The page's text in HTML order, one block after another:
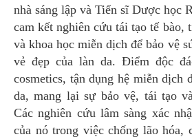
nhà sáng lập và Tiến sĩ Dược học
cam kết nghiên cứu tái tạo tế bào,
và khoa học miễn dịch để bảo vệ
vẻ đẹp của làn da. Điểm độc
cosmetics, tận dụng hệ miễn dịch
da, mang lại sự bảo vệ, tái tạo
Các nghiên cứu lâm sàng xác
của nó trong việc chống lão hóa,